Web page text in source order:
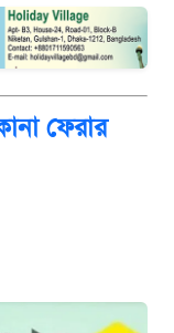
ফেরার